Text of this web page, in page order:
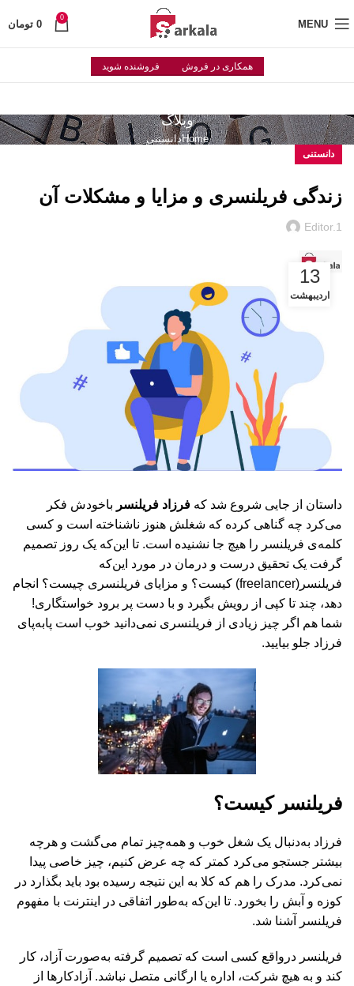
MENU
0
0 تومان
همکاری در فروش فروشنده شوید
وبلاگ
Homeدانستنی
دانستنی
زندگی فریلنسری و مزایا و مشکلات آن
Editor.1
13
اردیبهشت
داستان از جایی شروع شد که فرزاد فریلنسر باخودش فکر
می‌کرد چه گناهی کرده که شغلش هنوز ناشناخته است و کسی
کلمه‌ی فریلنسر را هیچ جا نشنیده است. تا این‌که یک روز تصمیم
گرفت یک تحقیق درست و درمان در مورد این‌که
فریلنسر(freelancer) کیست؟ و مزایای فریلنسری چیست؟ انجام
دهد، چند تا کپی از رویش بگیرد و با دست پر برود خواستگاری!
شما هم اگر چیز زیادی از فریلنسری نمی‌دانید خوب است پابه‌پای
فرزاد جلو بیایید.
فریلنسر کیست؟
فرزاد به‌دنبال یک شغل خوب و همه‌چیز تمام می‌گشت و هرچه
بیشتر جستجو می‌کرد کمتر که چه عرض کنیم، چیز خاصی پیدا
نمی‌کرد. مدرک را هم که کلا به این نتیجه رسیده بود باید بگذارد در
کوزه و آبش را بخورد. تا این‌که به‌طور اتفاقی در اینترنت با مفهوم
فریلنسر آشنا شد.
فریلنسر درواقع کسی است که تصمیم گرفته به‌صورت آزاد، کار
کند و به هیچ شرکت، اداره یا ارگانی متصل نباشد. آزادکارها از